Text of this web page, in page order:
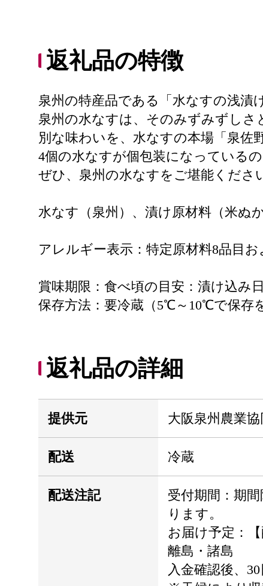
返礼品の特徴
泉州の特産品である「水なすの浅漬
泉州の水なすは、そのみずみずし
別な味わいを、水なすの本場「泉佐
4個の水なすが個包装になっている
ぜひ、泉州の水なすをご堪能くださ
水なす（泉州）、漬け原材料（米ぬ
アレルギー表示：特定原材料8品目
賞味期限：食べ頃の目安：漬け込み
保存方法：要冷蔵（5℃～10℃で保存
返礼品の詳細
提供元 大阪泉州農業
配送 冷蔵
配送注記
受付期間：期
ります。
お届け予定：
離島・諸島
入金確認後、